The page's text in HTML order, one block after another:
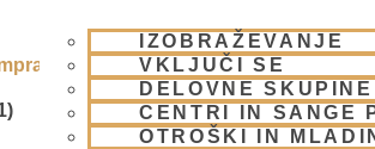
IZOBRAŽEVANJE
VKLJUČI SE
DELOVNE SKUPINE
CENTRI IN SANGE
OTROŠKI IN
– duhovni učitelji iz preteklosti